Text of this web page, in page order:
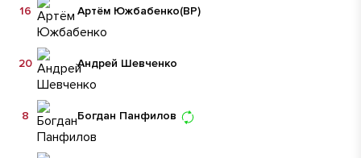
Артём Южбабенко(ВР)
16
Андрей Шевченко
20
Богдан Панфилов
8